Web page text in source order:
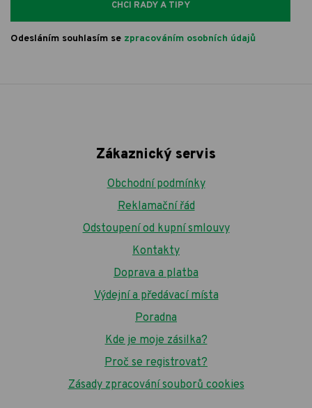
CHCI RADY A TIPY
Odesláním souhlasím se zpracováním osobních údajů
Zákaznický servis
Obchodní podmínky
Reklamační řád
Odstoupení od kupní smlouvy
Kontakty
Doprava a platba
Výdejní a předávací místa
Poradna
Kde je moje zásilka?
Proč se registrovat?
Zásady zpracování souborů cookies